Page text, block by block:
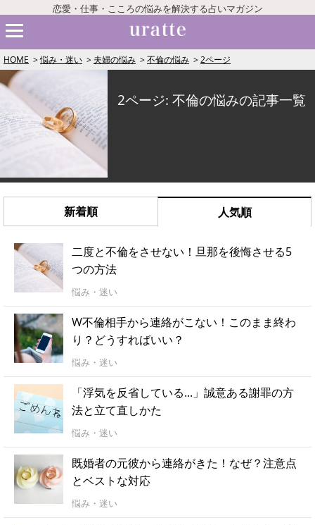
恋愛・仕事・こころの悩みを解決する占いマガジン
HOME 悩み・迷い 夫婦の悩み 不倫の悩み 2ページ
2ページ: 不倫の悩みの記事一覧
新着順 人気順
二度と不倫をさせない！旦那を後悔させる5
つの方法
悩み・迷い
W不倫相手から連絡がこない！このまま終わ
り？どうすればいい？
悩み・迷い
「浮気を反省している...」誠意ある謝罪の方
法と立て直しかた
悩み・迷い
既婚者の元彼から連絡がきた！なぜ？注意点
とベストな対応
悩み・迷い